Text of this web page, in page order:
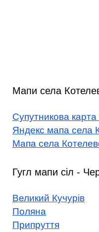
Мапи села
Супутникова
Яндекс мапа села
Мапа села
Гугл мапи сіл -
Великий Кучурів
Поляна
Припруття